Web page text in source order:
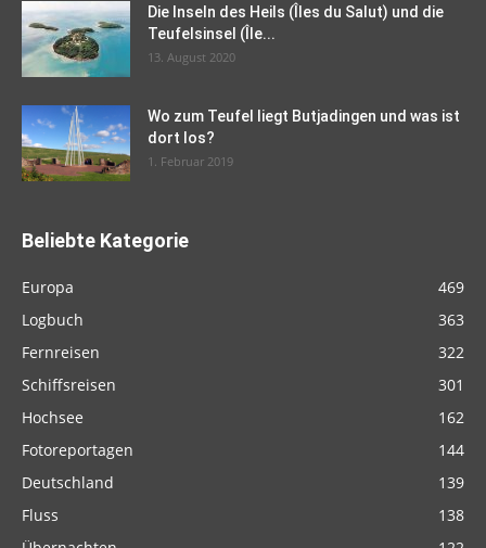
Die Inseln des Heils (Îles du Salut) und die
Teufelsinsel (Île...
13. August 2020
Wo zum Teufel liegt Butjadingen und was ist
dort los?
1. Februar 2019
Beliebte Kategorie
Europa
469
Logbuch
363
Fernreisen
322
Schiffsreisen
301
Hochsee
162
Fotoreportagen
144
Deutschland
139
Fluss
138